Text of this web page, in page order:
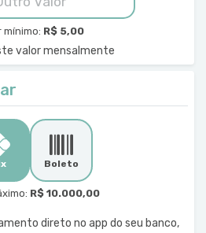
mínimo: R$ 5,00
valor mensalmente
Boleto
R$ 10.000,00
direto no app do seu banco,